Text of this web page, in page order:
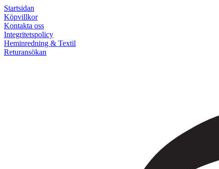
Startsidan
Köpvillkor
Kontakta oss
Integritetspolicy
Heminredning & Textil
Returansökan